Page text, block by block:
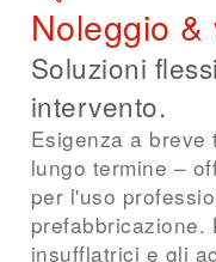
Noleggio &
Soluzioni
intervento.
Esigenza a breve
lungo termine –
per l'uso
prefabbricazione.
insufflatrici e gli